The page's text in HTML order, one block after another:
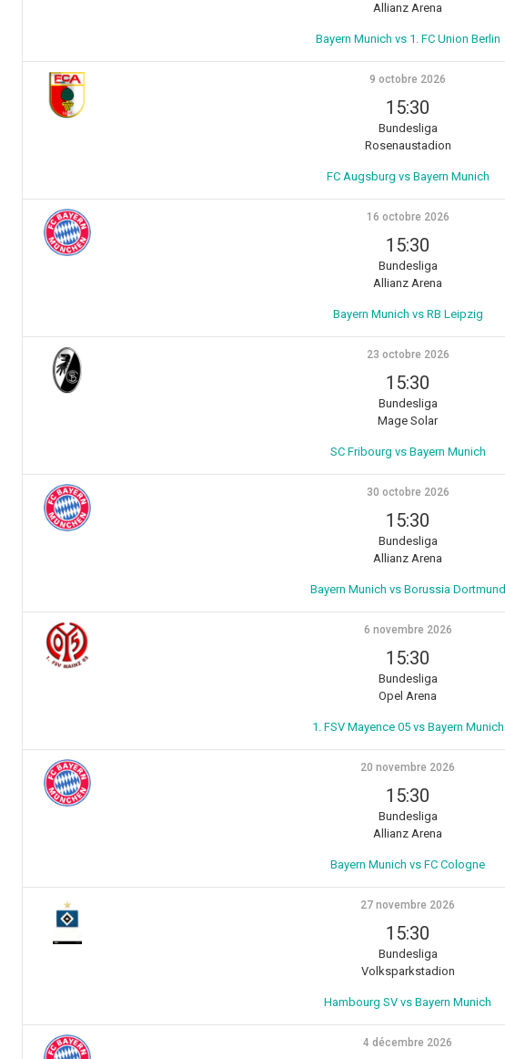
Allianz Arena
Bayern Munich vs 1. FC Union Berlin
9 octobre 2026
15:30
Bundesliga
Rosenaustadion
FC Augsburg vs Bayern Munich
16 octobre 2026
15:30
Bundesliga
Allianz Arena
Bayern Munich vs RB Leipzig
23 octobre 2026
15:30
Bundesliga
Mage Solar
SC Fribourg vs Bayern Munich
30 octobre 2026
15:30
Bundesliga
Allianz Arena
Bayern Munich vs Borussia Dortmund
6 novembre 2026
15:30
Bundesliga
Opel Arena
1. FSV Mayence 05 vs Bayern Munich
20 novembre 2026
15:30
Bundesliga
Allianz Arena
Bayern Munich vs FC Cologne
27 novembre 2026
15:30
Bundesliga
Volksparkstadion
Hambourg SV vs Bayern Munich
4 décembre 2026